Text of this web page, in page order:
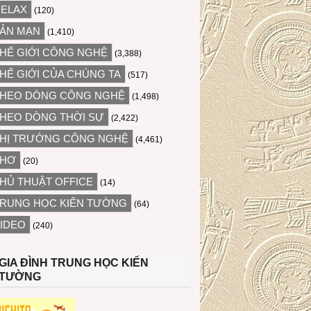
(120)
MẠN (1,410)
GIỚI CÔNG NGHỆ (3,388)
GIỚI CỦA CHÚNG TA (517)
DÒNG CÔNG NGHỆ (1,498)
DÒNG THỜI SỰ (2,422)
TRƯỜNG CÔNG NGHỆ (4,461)
(20)
THUẬT OFFICE (14)
HỌC KIẾN TƯỜNG (64)
(240)
ĐÌNH TRUNG HỌC KIẾN